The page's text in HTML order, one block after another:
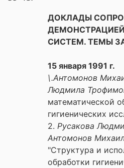
ДОКЛАДЫ
СИСТЕМ. ТЕМЫ
15 января 1991 г.
\.Антомонов
Людмила
математической
гигиенических
2. Русакова
Антомонов
"Структура и
обработки